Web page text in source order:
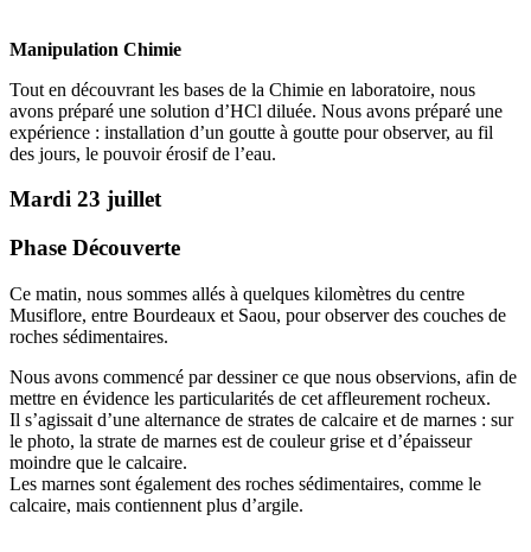
Manipulation Chimie
Tout en découvrant les bases de la Chimie en laboratoire, nous
avons préparé une solution d’HCl diluée. Nous avons préparé une
expérience : installation d’un goutte à goutte pour observer, au fil
des jours, le pouvoir érosif de l’eau.
Mardi 23 juillet
Phase Découverte
Ce matin, nous sommes allés à quelques kilomètres du centre
Musiflore, entre Bourdeaux et Saou, pour observer des couches de
roches sédimentaires.
Nous avons commencé par dessiner ce que nous observions, afin de
mettre en évidence les particularités de cet affleurement rocheux.
Il s’agissait d’une alternance de strates de calcaire et de marnes : sur
le photo, la strate de marnes est de couleur grise et d’épaisseur
moindre que le calcaire.
Les marnes sont également des roches sédimentaires, comme le
calcaire, mais contiennent plus d’argile.